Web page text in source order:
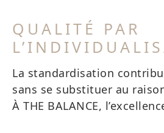
QUALITÉ PAR
La standardisation
sans se substituer au
À THE BALANCE,